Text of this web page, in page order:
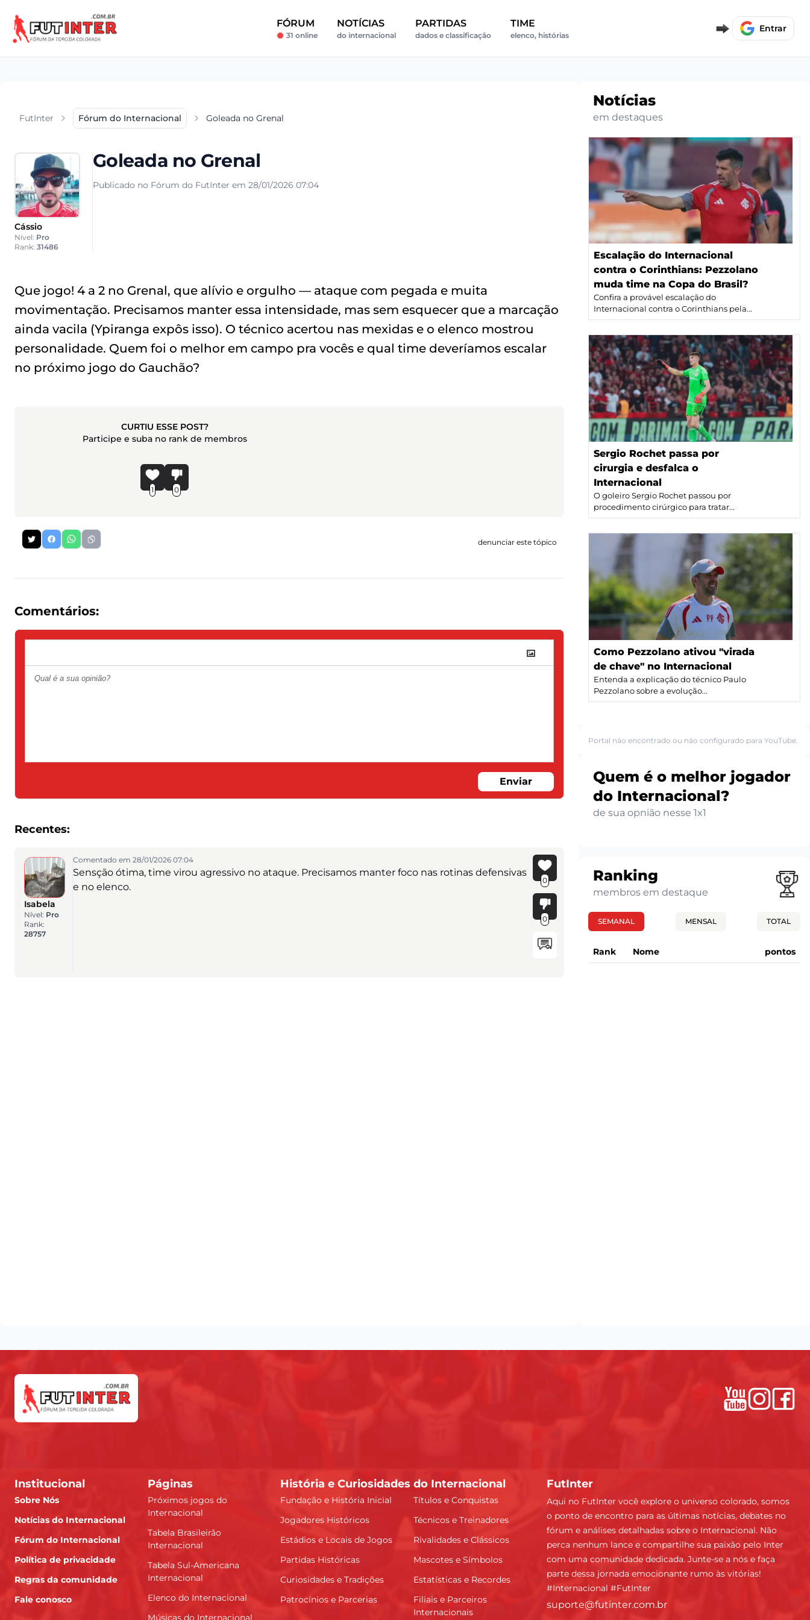
FÓRUM
31 online
NOTÍCIAS
do internacional
PARTIDAS
dados e classificação
TIME
elenco, histórias
Entrar
FutInter Fórum do Internacional Goleada no Grenal
Cássio
Nível: Pro
Rank: 31486
Goleada no Grenal
Publicado no Fórum do FutInter em 28/01/2026 07:04
Que jogo! 4 a 2 no Grenal, que alívio e orgulho — ataque com pegada e muita
movimentação. Precisamos manter essa intensidade, mas sem esquecer que a marcação
ainda vacila (Ypiranga expôs isso). O técnico acertou nas mexidas e o elenco mostrou
personalidade. Quem foi o melhor em campo pra vocês e qual time deveríamos escalar
no próximo jogo do Gauchão?
CURTIU ESSE POST?
Participe e suba no rank de membros
1 0
denunciar este tópico
Comentários:
Enviar
Recentes:
Isabela
Nível: Pro
Rank:
28757
Comentado em 28/01/2026 07:04
Sensção ótima, time virou agressivo no ataque. Precisamos manter foco nas rotinas defensivas
e no elenco.
0
0
Notícias
em destaques
Escalação do Internacional
contra o Corinthians: Pezzolano
muda time na Copa do Brasil?
Confira a provável escalação do
Internacional contra o Corinthians pela...
Sergio Rochet passa por
cirurgia e desfalca o
Internacional
O goleiro Sergio Rochet passou por
procedimento cirúrgico para tratar...
Como Pezzolano ativou "virada
de chave" no Internacional
Entenda a explicação do técnico Paulo
Pezzolano sobre a evolução...
Portal não encontrado ou não configurado para YouTube.
Quem é o melhor jogador
do Internacional?
de sua opnião nesse 1x1
Ranking
membros em destaque
SEMANAL MENSAL TOTAL
Rank Nome pontos
Institucional
Sobre Nós
Notícias do Internacional
Fórum do Internacional
Política de privacidade
Regras da comunidade
Fale conosco
Páginas
Próximos jogos do
Internacional
Tabela Brasileirão
Internacional
Tabela Sul-Americana
Internacional
Elenco do Internacional
Músicas do Internacional
História e Curiosidades do Internacional
Fundação e História Inicial
Títulos e Conquistas
Jogadores Históricos
Técnicos e Treinadores
Estádios e Locais de Jogos
Rivalidades e Clássicos
Partidas Históricas
Mascotes e Símbolos
Curiosidades e Tradições
Estatísticas e Recordes
Patrocínios e Parcerias
Filiais e Parceiros
Internacionais
FutInter
Aqui no FutInter você explore o universo colorado, somos
o ponto de encontro para as últimas notícias, debates no
fórum e análises detalhadas sobre o Internacional. Não
perca nenhum lance e compartilhe sua paixão pelo Inter
com uma comunidade dedicada. Junte-se a nós e faça
parte dessa jornada emocionante rumo às vitórias!
#Internacional #FutInter
suporte@futinter.com.br